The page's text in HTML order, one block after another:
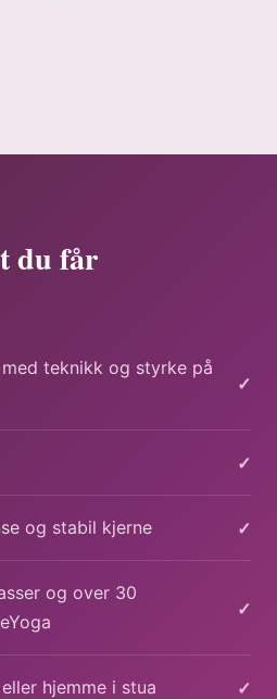
du får
teknikk og styrke på
✓
✓
og stabil kjerne ✓
og over 30
✓
hjemme i stua ✓